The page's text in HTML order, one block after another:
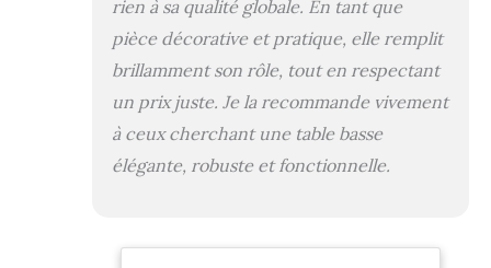
esthétique
agréable se
combine avec les
du 21e siècle, ce
qui en fait un
rien à sa qualité globale. En tant que
pièce décorative et pratique, elle remplit
brillamment son rôle, tout en respectant
un prix juste. Je la recommande vivement
à ceux cherchant une table basse
élégante, robuste et fonctionnelle.